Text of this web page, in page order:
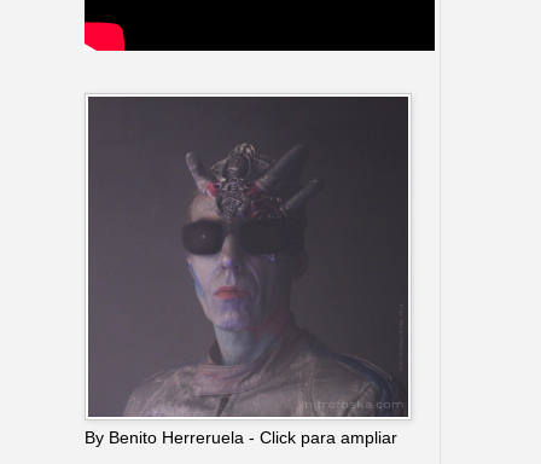
By Benito Herreruela - Click para ampliar